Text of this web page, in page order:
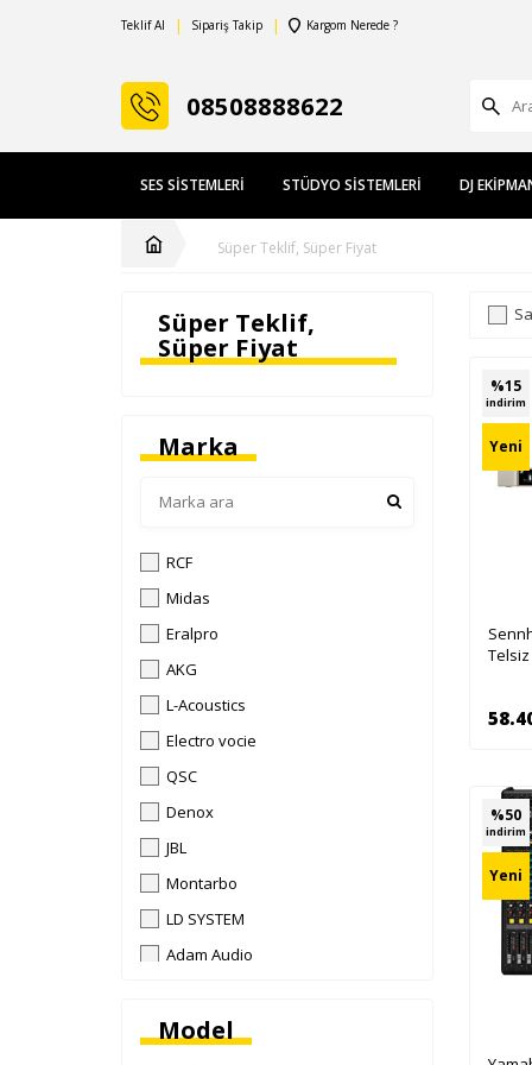
Teklif Al Sipariş Takip Kargom Nerede ?
08508888622
SES SISTEMLERI STÜDYO SISTEMLERI DJ
Süper Teklif, Süper Fiyat
Süper Teklif,
Süper Fiyat
Marka
RCF
Midas
Eralpro
AKG
L-Acoustics
Electro vocie
QSC
Denox
JBL
Montarbo
LD SYSTEM
Adam Audio
Audio-Technica
Model
%15
indirim
Yeni
%50
indirim
Yeni